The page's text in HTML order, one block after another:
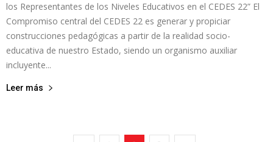
los Representantes de los Niveles Educativos en el CEDES 22” El
Compromiso central del CEDES 22 es generar y propiciar
construcciones pedagógicas a partir de la realidad socio-
educativa de nuestro Estado, siendo un organismo auxiliar
incluyente...
Leer más